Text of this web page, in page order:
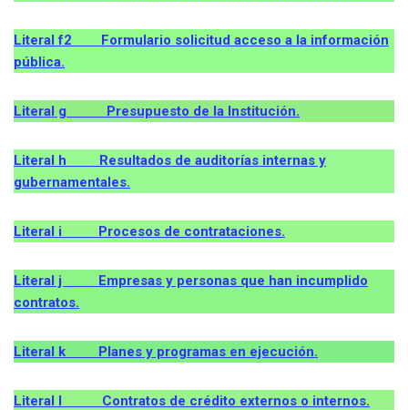
Literal f2 Formulario solicitud acceso a la información
pública.
Literal g Presupuesto de la Institución.
Literal h Resultados de auditorías internas y
gubernamentales.
Literal i Procesos de contrataciones.
Literal j Empresas y personas que han incumplido
contratos.
Literal k Planes y programas en ejecución.
Literal l Contratos de crédito externos o internos.